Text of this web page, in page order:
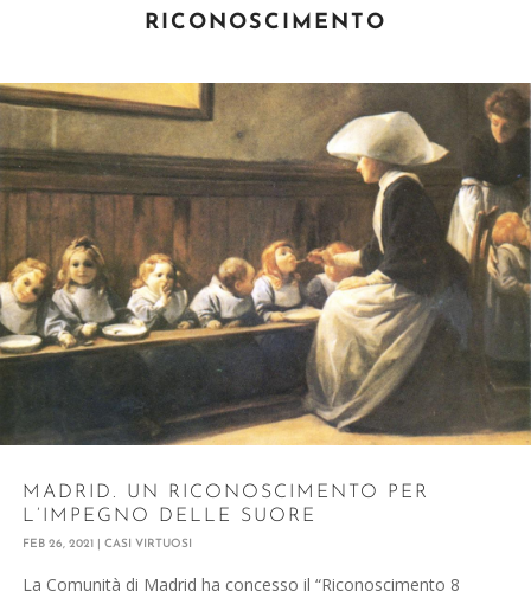
RICONOSCIMENTO
MADRID. UN RICONOSCIMENTO PER
L’IMPEGNO DELLE SUORE
FEB 26, 2021 CASI VIRTUOSI
La Comunità di Madrid ha concesso il “Riconoscimento 8